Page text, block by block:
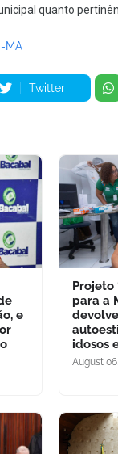
quanto
MA
Twitter
e
Projeto
para a
idosos
August